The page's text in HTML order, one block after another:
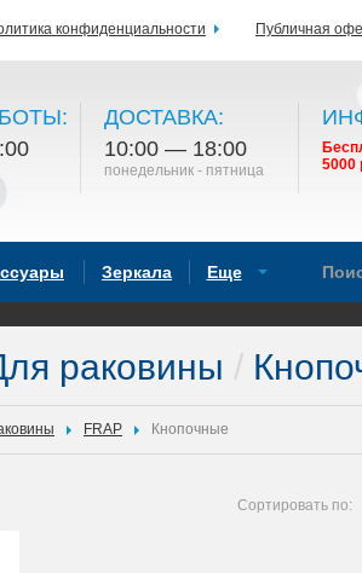
ДОСТАВКА:
10:00 — 18:00
понедельник - пятница
5000
Зеркала Еще
раковины /
FRAP Кнопочные
Сортировать по:
конфиденциальности Публичная